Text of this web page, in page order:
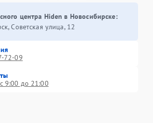
центра Hiden в Новосибирске:
Советская улица, 12
72-09
9:00 до 21:00